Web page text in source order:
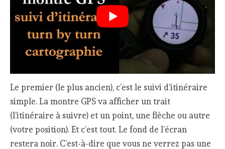
Le premier (le plus ancien), c’est le suivi d’itinéraire
simple. La montre GPS va afficher un trait
(l’itinéraire à suivre) et un point, une flèche ou autre
(votre position). Et c’est tout. Le fond de l’écran
restera noir. C’est-à-dire que vous ne verrez pas une